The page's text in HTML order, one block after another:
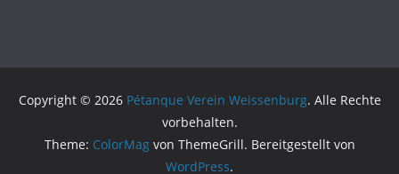
Copyright © 2026 Pétanque Verein Weissenburg. Alle Rechte
vorbehalten.
Theme: ColorMagvon ThemeGrill. Bereitgestellt von
WordPress.